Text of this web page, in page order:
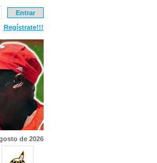
Regístrate!!!
de 2026